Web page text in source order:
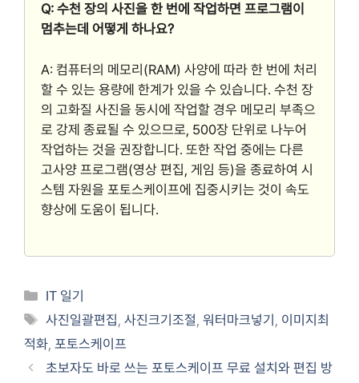
Q: 수천 장의 사진을 한 번에 작업하면 프로그램이
멈추는데 어떻게 하나요?
A: 컴퓨터의 메모리(RAM) 사양에 따라 한 번에 처리
할 수 있는 용량에 한계가 있을 수 있습니다. 수천 장
의 고화질 사진을 동시에 작업할 경우 메모리 부족으
로 강제 종료될 수 있으므로, 500장 단위로 나누어
작업하는 것을 권장합니다. 또한 작업 중에는 다른
고사양 프로그램(영상 편집, 게임 등)을 종료하여 시
스템 자원을 포토스케이프에 집중시키는 것이 속도
향상에 도움이 됩니다.
Categories
IT 일기
Tags
사진일괄편집,사진크기조절,워터마크넣기 , 이미지최
적화, 포토스케이프
초보자도 바로 쓰는 포토스케이프 무료 설치와 편집 방